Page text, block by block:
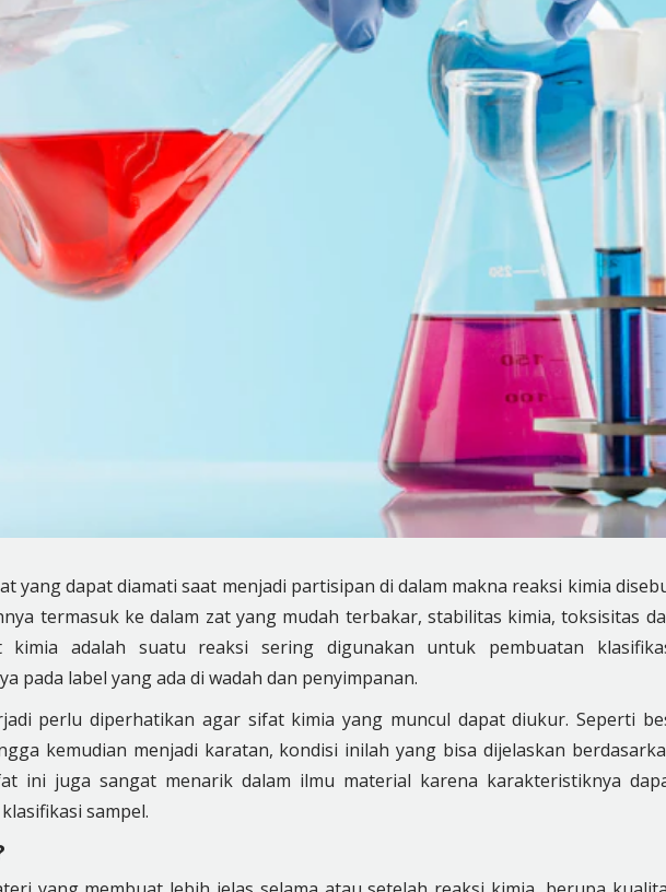
yang dapat diamati saat menjadi partisipan di dalam makna reaksi kimia
termasuk ke dalam zat yang mudah terbakar, stabilitas kimia, toksisitas
kimia adalah suatu reaksi sering digunakan untuk pembuatan
pada label yang ada di wadah dan penyimpanan.
perlu diperhatikan agar sifat kimia yang muncul dapat diukur. Seperti
kemudian menjadi karatan, kondisi inilah yang bisa dijelaskan
ini juga sangat menarik dalam ilmu material karena karakteristiknya
sampel.